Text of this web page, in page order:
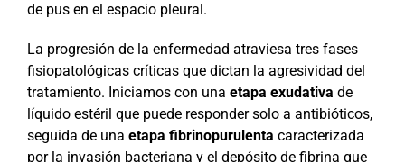
de pus en el espacio pleural.
La progresión de la enfermedad atraviesa tres fases
fisiopatológicas críticas que dictan la agresividad del
tratamiento. Iniciamos con una etapa exudativa de
líquido estéril que puede responder solo a antibióticos,
seguida de una etapa fibrinopurulenta caracterizada
por la invasión bacteriana y el depósito de fibrina que